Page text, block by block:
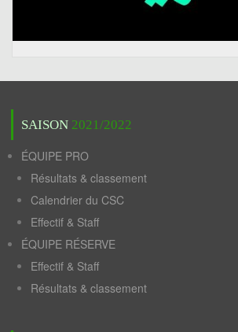
SAISON 2021/2022
ÉQUIPE PRO
Résultats & classement
Calendrier du CSC
Effectif & Staff
ÉQUIPE RÉSERVE
Effectif & Staff
Résultats & classement